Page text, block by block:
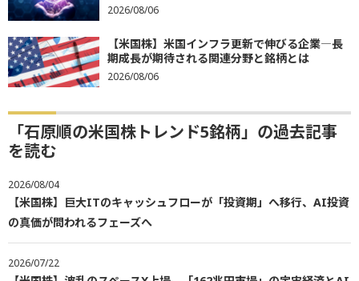
2026/08/06
【米国株】米国インフラ更新で伸びる企業―長
期成長が期待される関連分野と銘柄とは
2026/08/06
「石原順の米国株トレンド5銘柄」の過去記事
を読む
2026/08/04
【米国株】巨大ITのキャッシュフローが「投資期」へ移行、AI投資
の真価が問われるフェーズへ
2026/07/22